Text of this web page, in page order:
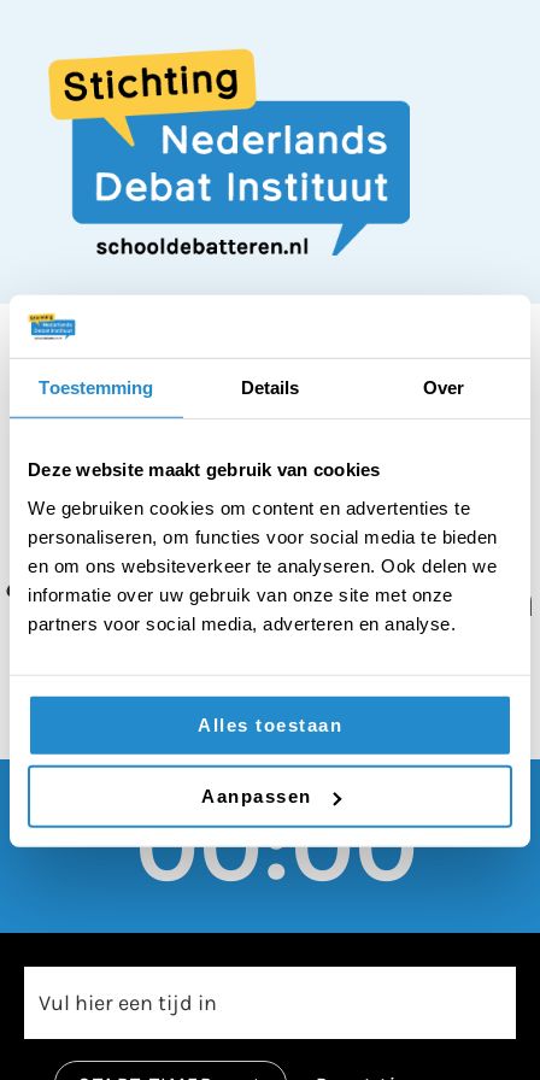
Toestemming Details Over
Deze website maakt gebruik van cookies
We gebruiken cookies om content en advertenties te
personaliseren, om functies voor social media te bieden
en om ons websiteverkeer te analyseren. Ook delen we
informatie over uw gebruik van onze site met onze
partners voor social media, adverteren en analyse.
Alles toestaan
Aanpassen
Iedere burger moet
verplicht een cursus
‘brandblussen’ volgen
00:00